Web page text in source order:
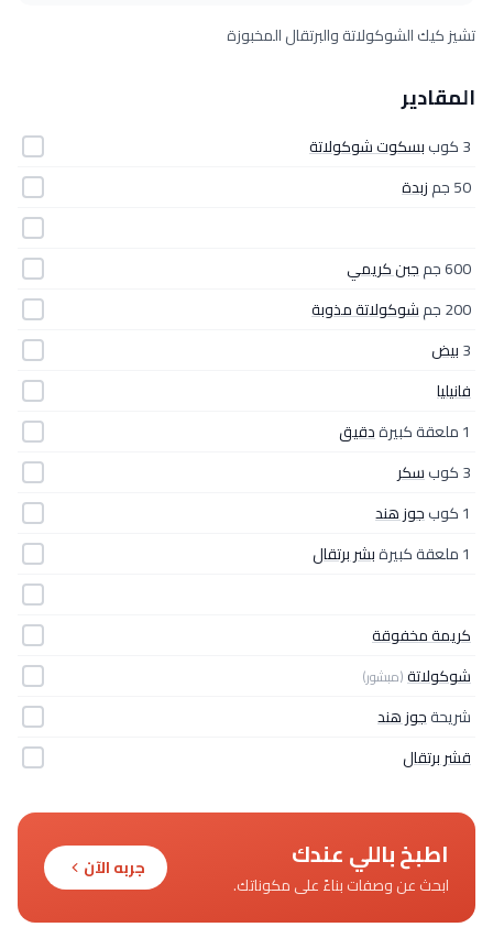
تشيز كيك الشوكولاتة والبرتقال المخبوزة
المقادير
3 كوب
بسكوت شوكولاتة
50 جم
زبدة
600 جم
جبن كريمي
200 جم
شوكولاتة مذوبة
3بيض
فانيليا
1 ملعقة كبيرة
دقيق
3 كوب
سكر
1 كوب
جوز هند
1 ملعقة كبيرة
بشر برتقال
كريمة مخفوقة
شوكولاتة(مبشور)
شريحةجوز هند
قشر برتقال
اطبخ باللي عندك
ابحث عن وصفات بناءً على مكوناتك.
جربه الآن